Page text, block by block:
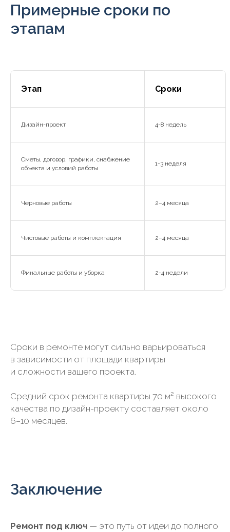
Примерные сроки по
этапам
Этап Сроки
Дизайн-проект 4-8 недель
Сметы, договор, графики, снабжение
объекта и условий работы
1-3 неделя
Черновые работы 2–4 месяца
Чистовые работы и комплектация 2–4 месяца
Финальные работы и уборка 2-4 недели
Сроки в ремонте могут сильно варьироваться
в зависимости от площади квартиры
и сложности вашего проекта.
Средний срок ремонта квартиры 70 м² высокого
качества по дизайн-проекту составляет около
6−10 месяцев.
Заключение
Ремонт под ключ — это путь от идеи до полного